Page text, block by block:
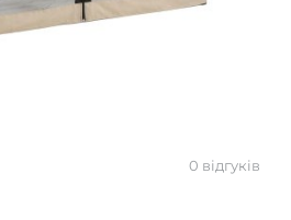
0 відгуків